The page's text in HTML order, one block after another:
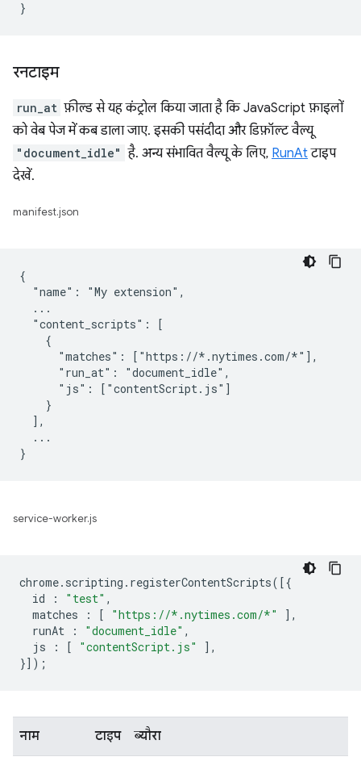
रनटाइम
run_at फ़ील्ड से यह कंट्रोल किया जाता है कि JavaScript फ़ाइलों
को वेब पेज में कब डाला जाए. इसकी पसंदीदा और डिफ़ॉल्ट वैल्यू
"document_idle" है. अन्य संभावित वैल्यू के लिए, RunAtटाइप
देखें.
manifest.json
{
  "name": "My extension",
  ...
  "content_scripts": [
    {
      "matches": ["https://*.nytimes.com/*"],
      "run_at": "document_idle",
      "js": ["contentScript.js"]
    }
  ],
  ...
service-worker.js
chrome. scripting . registerContentScripts([{
id
: "test" ,
matches
: [ "https://*.nytimes.com/*"
],
runAt
: "document_idle" ,
js
: [ "contentScript.js"
],
}]);
नाम टाइप ब्यौरा